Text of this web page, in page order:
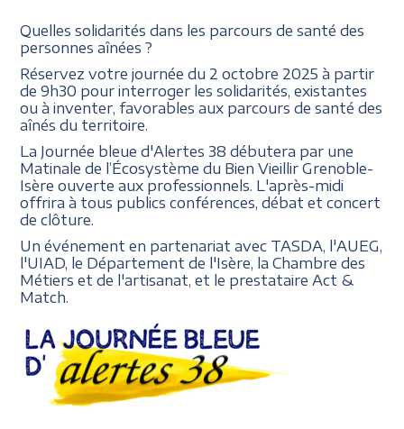
Quelles solidarités dans les parcours de santé des
personnes aînées ?
Réservez votre journée du 2 octobre 2025 à partir
de 9h30 pour interroger les solidarités, existantes
ou à inventer, favorables aux parcours de santé des
aînés du territoire.
La Journée bleue d'Alertes 38 débutera par une
Matinale de l’Écosystème du Bien Vieillir Grenoble-
Isère ouverte aux professionnels. L'après-midi
offrira à tous publics conférences, débat et concert
de clôture.
Un événement en partenariat avec TASDA, l'AUEG,
l'UIAD, le Département de l'Isère, la Chambre des
Métiers et de l'artisanat, et le prestataire Act &
Match.